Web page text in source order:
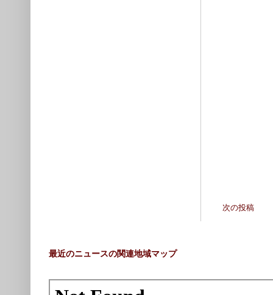
次の投稿
最近のニュースの関連地域マップ